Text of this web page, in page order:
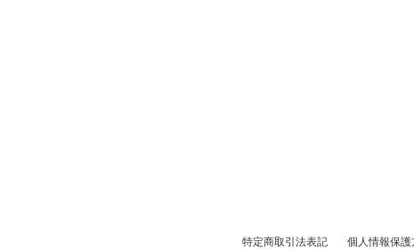
特定商取引法表記 個人情報保護